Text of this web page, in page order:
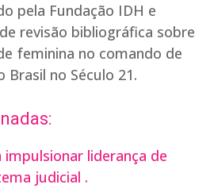
pela Fundação IDH e
revisão bibliográfica sobre
feminina no comando de
Brasil no Século 21.
impulsionar liderança de
judicial .